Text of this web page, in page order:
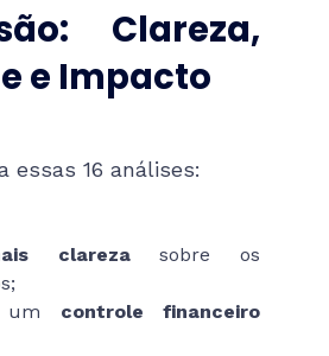
Clareza,
e Impacto
essas 16 análises:
clarezasobre os
um controle financeiro